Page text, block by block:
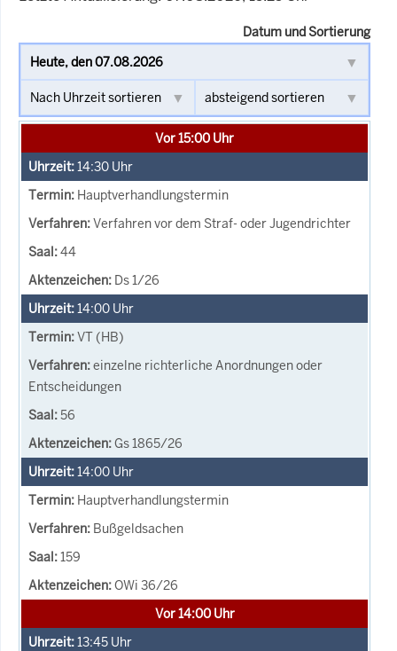
Datum und Sortierung
Vor 15:00 Uhr
14:30 Uhr
Hauptverhandlungstermin
Verfahren vor dem Straf- oder Jugendrichter
44
Ds 1/26
14:00 Uhr
VT (HB)
einzelne richterliche Anordnungen oder
Entscheidungen
56
Gs 1865/26
14:00 Uhr
Hauptverhandlungstermin
Bußgeldsachen
159
OWi 36/26
Vor 14:00 Uhr
13:45 Uhr